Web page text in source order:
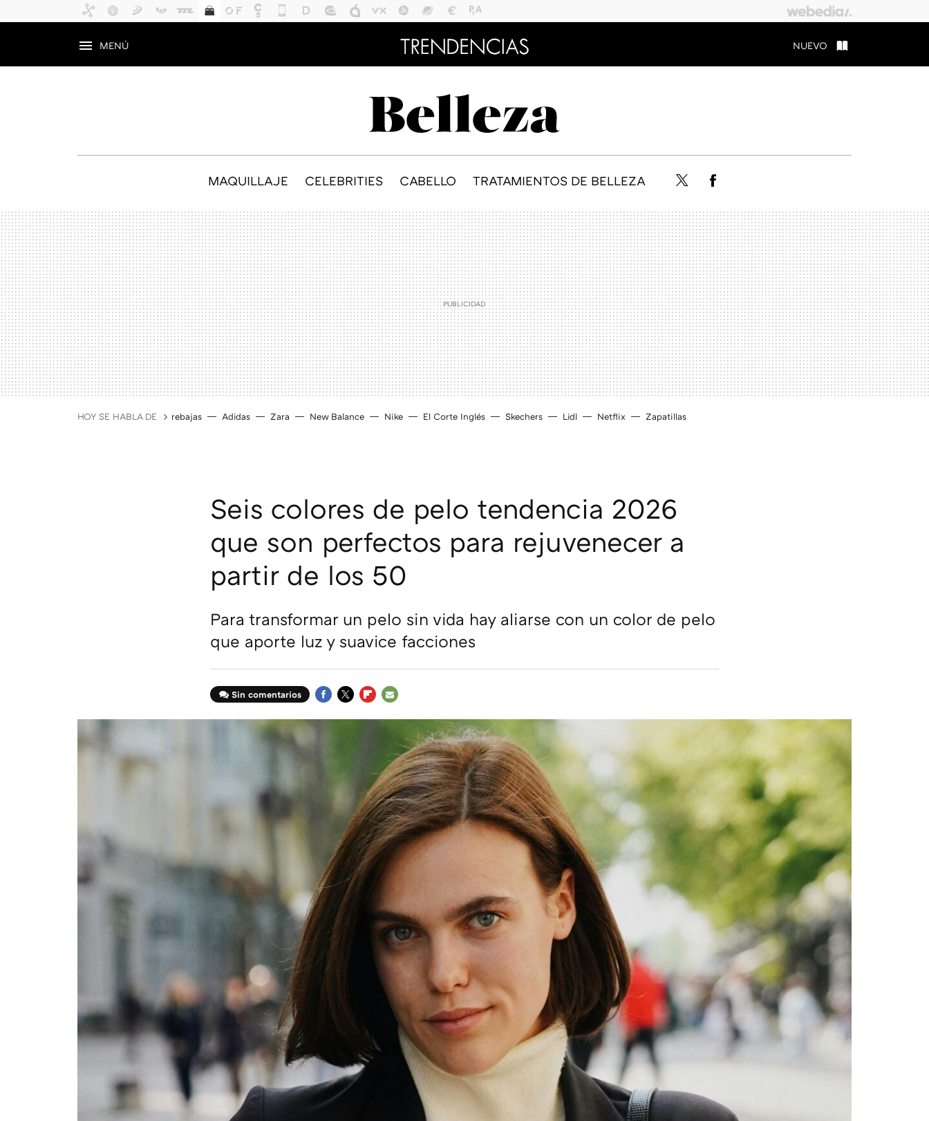
MENÚ NUEVO
MAQUILLAJE CELEBRITIES CABELLO TRATAMIENTOS DE BELLEZA Twitter
HOY SE HABLA DE rebajas Adidas Zara New Balance Nike El Corte Inglés Skechers Lidl Netflix Zapatillas
Seis colores de pelo tendencia 2026
que son perfectos para rejuvenecer a
partir de los 50
Para transformar un pelo sin vida hay aliarse con un color de pelo
que aporte luz y suavice facciones
Sin comentarios